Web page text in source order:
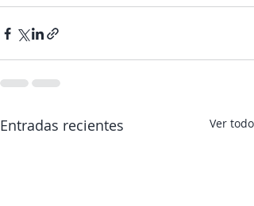
Entradas recientes Ver todo